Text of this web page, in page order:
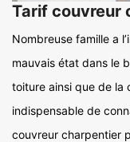
Tarif couvreur
Nombreuse famille a
mauvais état dans le
toiture ainsi que de la
indispensable de
couvreur charpentier